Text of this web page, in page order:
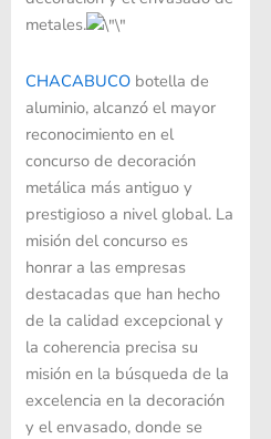
metales.
CHACABUCObotella de
aluminio, alcanzó el mayor
reconocimiento en el
concurso de decoración
metálica más antiguo y
prestigioso a nivel global. La
misión del concurso es
honrar a las empresas
destacadas que han hecho
de la calidad excepcional y
la coherencia precisa su
misión en la búsqueda de la
excelencia en la decoración
y el envasado, donde se